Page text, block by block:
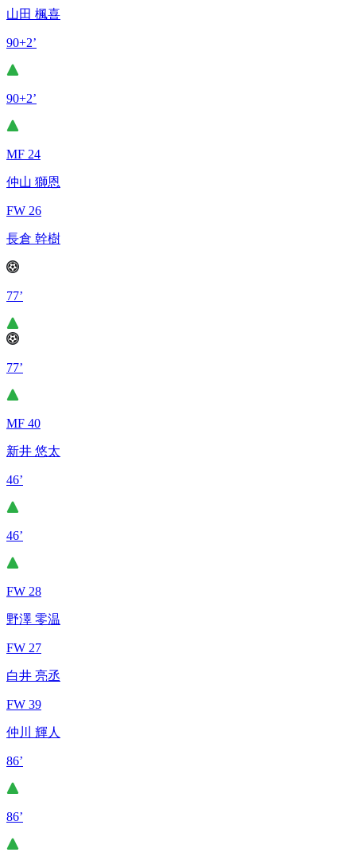
山田 楓喜
90+2’
90+2’
MF 24
仲山 獅恩
FW 26
長倉 幹樹
77’
77’
MF 40
新井 悠太
46’
46’
FW 28
野澤 零温
FW 27
白井 亮丞
FW 39
仲川 輝人
86’
86’